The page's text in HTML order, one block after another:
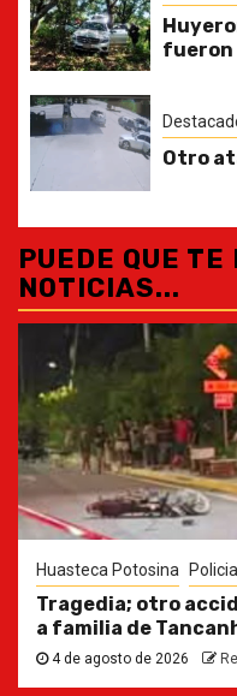
fueron
Otro
PUEDE QUE
NOTICIAS...
Huasteca Potosina
Tragedia; otro
a familia de
4 de agosto de 2026